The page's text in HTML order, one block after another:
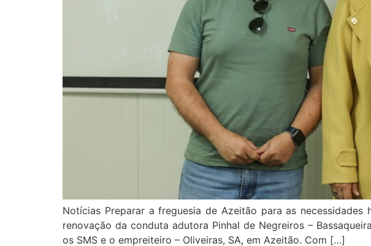
Notícias Preparar a freguesia de Azeitão para as
renovação da conduta adutora Pinhal de Negreiros –
os SMS e o empreiteiro – Oliveiras, SA, em Azeitão. Com […]